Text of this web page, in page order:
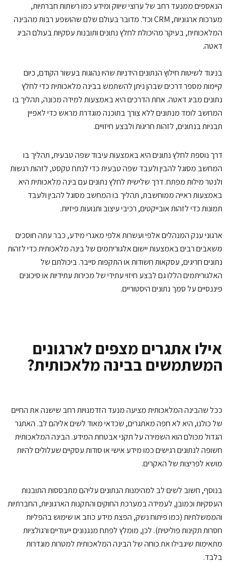
ממנעד רחב של ערוצי שיווק ומידע כמו רשתות חברתיות,
מערכות ארגוניות, CRM וכד'. מדובר בעולם שלם שהושפע רבות מהבינה
בעיקר מהיכולת לחלץ נתונים ותובנות עסקיות בעולם הביג
לשיטות חילוץ הנתונים הידניות שהיו נהוגות בעשור הקודם, כיום
מספר דרכים שבהן ניתן להשתמש בבינה מלאכותית כדי לחלץ
מביג דאטה. אחת הדרכים היא באמצעות למידה מכונה, תהליך בו
לומד מנתונים ללא צורך בתוכנה מוגדרת מראש כדי לאפיין
בנתונים, לזהות חריגות ולבצע חיזויים.
נוספת לחלץ נתונים היא באמצעות עיבוד שפה טבעית, תהליך בו
מסוגל להבין ולעבד שפה טבעית כדי לנתח טקסט, לזהות רגשות
מילות מפתח. דרך שלישית לחלץ נתונים עם בינה מלאכותית היא
ראייה ממוחשבת, תהליך בו המחשב מסוגל להבין ולעבד
כדי לזהות אובייקטים, רכיבי עיצוב ותנועות פיזיות.
ענק המנהלים אלפי ועשרות אלפי מאגרי מידע, כבר עתה חוסכים
רבים באמצעות יישום אלגוריתמים של בינה מלאכותית כדי לזהות
חריגים, עסקאות חשודות או התקפות סייבר. ביכולתם של
הללו גם לבצע חיזוי עתידי של מכירות עתידיות או סיכונים
על סמך נתונים היסטוריים.
אתגרים מצפים לארגונים
בבינה מלאכותית?
שהבינה המלאכותית מציעה מנעד הזדמנויות רחב שישנה את החיים
כולנו, היא לא חפה מאתגרים, שכדאי מאוד לשים אליהם לב. האתגר
מכולם הוא השמירה על תקני אבטחת המידע. הבינה המלאכותית
לנתונים רגישים כמו מידע אישי או סודות עסקיים שעלולים להיות
לפריצות של האקרים.
חשוב לשים לב למהימנות הנתונים עליהם מתבססות התובנות
וכמובן, לעמידה במערכת החוקים והתקנות הארגוניות, החברתיות
(כמו פיתוח נשק, הפצת מידע כוזב או שימוש בהפליות
תקינות פוליטית). לכן, מומלץ לפתח מנגנונים ייעודיים ורגולציות
שיגבילו את כוחה של הבינה המלאכותית למטרות מוגדרות